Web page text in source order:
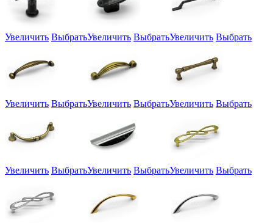
Увеличить ВыбратьУвеличить ВыбратьУвеличить Выбрать
Увеличить ВыбратьУвеличить ВыбратьУвеличить Выбрать
Увеличить ВыбратьУвеличить ВыбратьУвеличить Выбрать